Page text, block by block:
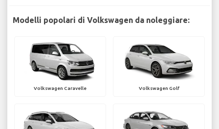
Modelli popolari di Volkswagen da noleggiare:
Volkswagen Caravelle Volkswagen Golf